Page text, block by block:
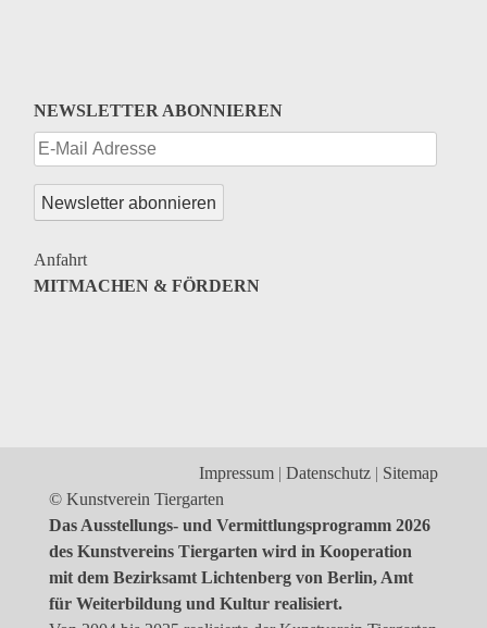
Künstler*innen
Genres
Veranstaltungsformate
NEWSLETTER ABONNIEREN
Anfahrt
MITMACHEN & FÖRDERN
Impressum Datenschutz
Sitemap
© Kunstverein Tiergarten
Das Ausstellungs- und Vermittlungsprogramm 2026
des Kunstvereins Tiergarten wird in Kooperation
mit dem Bezirksamt Lichtenberg von Berlin, Amt
für Weiterbildung und Kultur realisiert.